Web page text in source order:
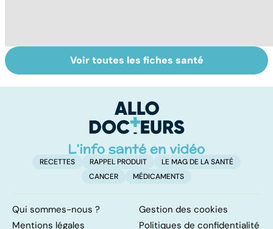
Troubles anxieux,
une anxiété
Un rhume, ça se
soigne ?
Voir toutes les fiches santé
RECETTES RAPPEL PRODUIT
LE MAG DE LA SANTÉ
CANCER
MÉDICAMENTS
Qui sommes-nous ?
Gestion des cookies
Mentions légales
Politiques de confidentialité